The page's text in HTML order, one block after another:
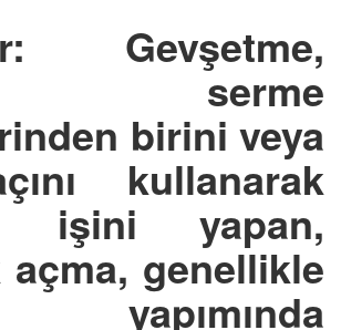
Gevşetme,
serme
birini veya
kullanarak
işini yapan,
açma, genellikle